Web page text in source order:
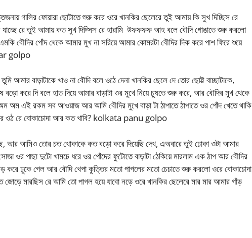
গালির ফোয়ারা ছোটাতে শুরু করে ওরে খানকির ছেলেরে তুই আমায় কি সুখ দিচ্ছিস রে
রে তুই আমায় কত সুখ দিচ্সিস রে হারামি উফফফফ আহ বলে বৌদি গোঙাতে শুরু করলো
বৌদির পোঁদ থেকে আমার মুখ না সরিয়ে আমার কোমরটা বৌদির দিক করে পাশ ফিরে শুয়ে
golpo
বাড়াটাকে খাও না বৌদি বলে ওঠে দেনা খানকির ছেলে দে তোর ছোট্ট বাচ্ছাটাকে,
করে দি বলে হাত দিয়ে আমার বাড়াটা ওর মুখে নিয়ে চুষতে শুরু করে, আর বৌদির মুখ থেকে
এই রকম সব আওয়াজ আর আমি বৌদির মুখে বাড়া টা ঠাপাতে ঠাপাতে ওর পোঁদ খেতে থাকি
ওরে ওঠ রে বোকাচোদা আর কত খাবি? kolkata panu golpo
আর আমিও তোর চত খোকাকে কত বড়ো করে দিয়েছি দেখ, এঅবারে তুই ঢোকা ওটা আমার
ওর পাছা দুটো খামচে ধরে ওর পোঁদের ফুটোতে বাড়াটা ঠেকিয়ে মারলাম এক ঠাপ আর বৌদির
করে ঢুকে গেল আর বৌদি খেপা কুত্তির মতো পাগলের মতো চেচাতে শুরু করলো ওরে বোকাচোদা
মারছিস রে আমি তো পাগল হয়ে যাবো নড়ে ওরে খানকির ছেলেরে মার মার আমার গাঁড়